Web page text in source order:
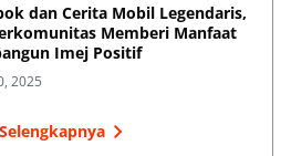
dan Cerita Mobil Legendaris,
Memberi Manfaat
Imej Positif
2025